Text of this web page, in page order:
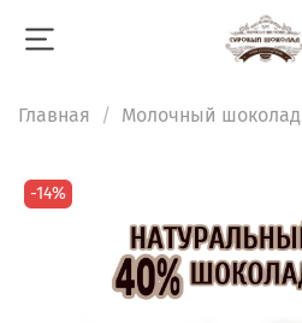
Главная Молочный шоколад
-14%